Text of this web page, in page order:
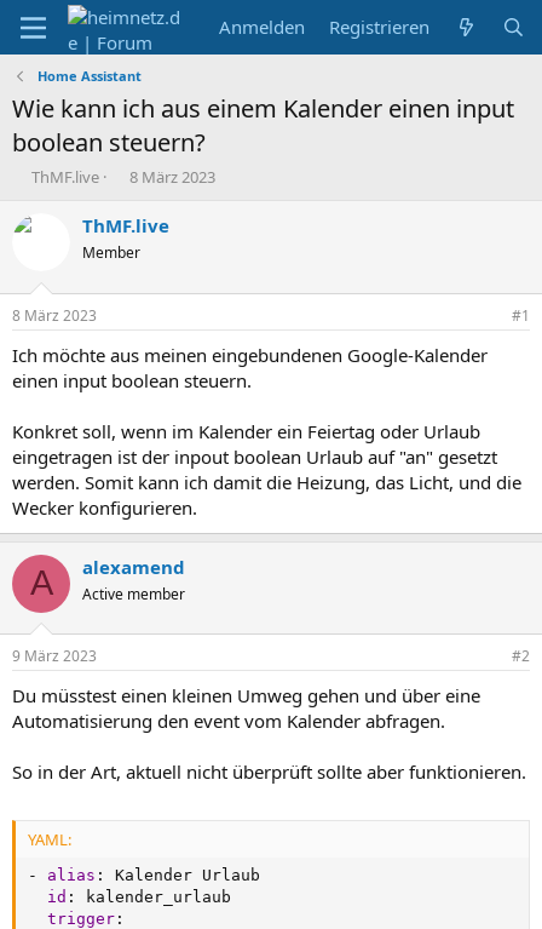
Anmelden Registrieren
Home Assistant
Wie kann ich aus einem Kalender einen input
boolean steuern?
E
s
l
e
r
ThMF.live
E
s
e
t
a
8 März 2023
ThMF.live
Member
8 März 2023 #1
Ich möchte aus meinen eingebundenen Google-Kalender
einen input boolean steuern.
Konkret soll, wenn im Kalender ein Feiertag oder Urlaub
eingetragen ist der inpout boolean Urlaub auf "an" gesetzt
werden. Somit kann ich damit die Heizung, das Licht, und die
Wecker konfigurieren.
A alexamend
Active member
9 März 2023 #2
Du müsstest einen kleinen Umweg gehen und über eine
Automatisierung den event vom Kalender abfragen.
So in der Art, aktuell nicht überprüft sollte aber funktionieren.
YAML:
- alias :
Kalender Urlaub
id :
kalender_urlaub
trigger :